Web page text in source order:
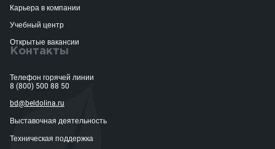
Карьера в компании
Учебный центр
Открытые вакансии
Контакты
Телефон горячей линии
8 (800) 500 88 50
bd@beldolina.ru
Выставочная деятельность
Техническая поддержка